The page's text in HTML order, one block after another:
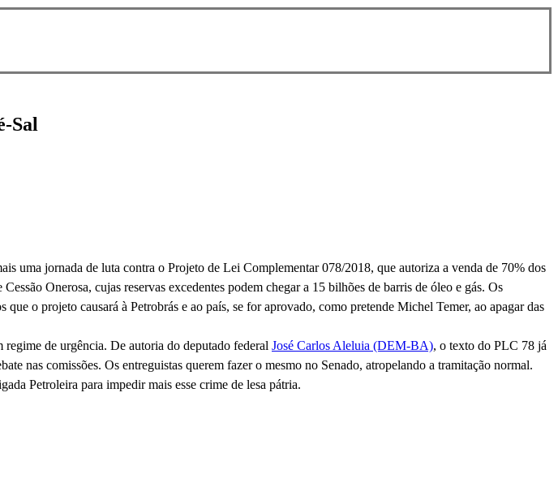
Sal
uma jornada de luta contra o Projeto de Lei Complementar 078/2018, que autoriza a venda de 70% dos
Onerosa, cujas reservas excedentes podem chegar a 15 bilhões de barris de óleo e gás. Os
o projeto causará à Petrobrás e ao país, se for aprovado, como pretende Michel Temer, ao apagar das
regime de urgência. De autoria do deputado federal José Carlos Aleluia (DEM-BA), o texto do PLC 78 já
nas comissões. Os entreguistas querem fazer o mesmo no Senado, atropelando a tramitação normal.
Petroleira para impedir mais esse crime de lesa pátria.